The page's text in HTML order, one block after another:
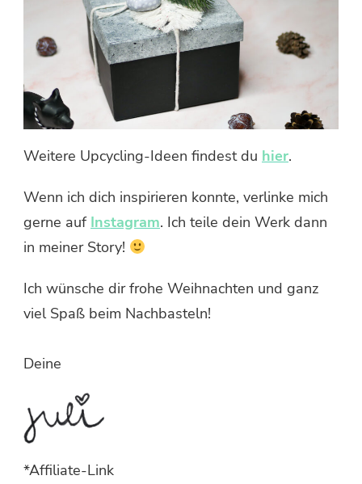
Weitere Upcycling-Ideen findest du hier.
Wenn ich dich inspirieren konnte, verlinke mich
gerne auf Instagram. Ich teile dein Werk dann
in meiner Story!
Ich wünsche dir frohe Weihnachten und ganz
viel Spaß beim Nachbasteln!
Deine
*Affiliate-Link